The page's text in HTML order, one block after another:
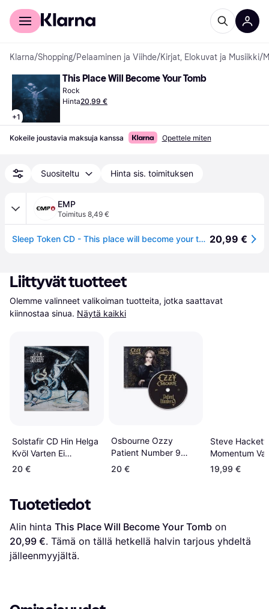
Kuluttajille
Klarna/Shopping/Pelaaminen ja Viihde/Kirjat, Elokuvat ja Musiikki/
+1
This Place Will Become Your Tomb
Rock
Hinta20,99 €
Kokeile joustavia maksuja kanssa Opettele miten
Suositeltu Hinta sis. toimituksen
EMP
Toimitus 8,49 €
Sleep Token CD - This place will become your tomb - varten Ei määritelty - - Standard 20,99 €
Liittyvät tuotteet
Olemme valinneet valikoiman tuotteita, jotka saattavat
kiinnostaa sinua. Näytä kaikki
Solstafir CD Hin Helga
Kvöl Varten Ei
Määritelty - Standard
20 €
Osbourne Ozzy
Patient Number 9
(CD)
20 €
Steve Hackett
Momentum
Määritelty
19,99 €
Tuotetiedot
Alin hinta This Place Will Become Your Tomb
20,99 €. Tämä on tällä hetkellä halvin tarjous yhdeltä
jälleenmyyjältä.